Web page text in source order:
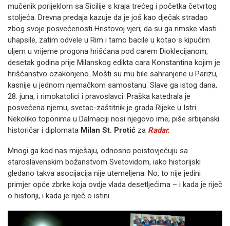
mučenik porijeklom sa Sicilije s kraja trećeg i početka četvrtog
stoljeća. Drevna predaja kazuje da je još kao dječak stradao
zbog svoje posvećenosti Hristovoj vjeri; da su ga rimske vlasti
uhapsile, zatim odvele u Rim i tamo bacile u kotao s kipućim
uljem u vrijeme progona hrišćana pod carem Dioklecijanom,
desetak godina prije Milanskog edikta cara Konstantina kojim je
hrišćanstvo ozakonjeno. Mošti su mu bile sahranjene u Parizu,
kasnije u jednom njemačkom samostanu. Slave ga istog dana,
28. juna, i rimokatolici i pravoslavci. Praška katedrala je
posvećena njemu, svetac-zaštitnik je grada Rijeke u Istri.
Nekoliko toponima u Dalmaciji nosi njegovo ime, piše srbijanski
historičar i diplomata Milan St. Protić za Radar.
Mnogi ga kod nas miješaju, odnosno poistovjećuju sa
staroslavenskim božanstvom Svetovidom, iako historijski
gledano takva asocijacija nije utemeljena. No, to nije jedini
primjer opće zbrke koja ovdje vlada desetljećima – i kada je riječ
o historiji, i kada je riječ o istini.